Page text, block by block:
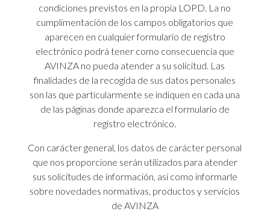
condiciones previstos en la propia LOPD. La no
cumplimentación de los campos obligatorios que
aparecen en cualquier formulario de registro
electrónico podrá tener como consecuencia que
AVINZA no pueda atender a su solicitud. Las
finalidades de la recogida de sus datos personales
son las que particularmente se indiquen en cada una
de las páginas donde aparezca el formulario de
registro electrónico.
Con carácter general, los datos de carácter personal
que nos proporcione serán utilizados para atender
sus solicitudes de información, así como informarle
sobre novedades normativas, productos y servicios
de AVINZA